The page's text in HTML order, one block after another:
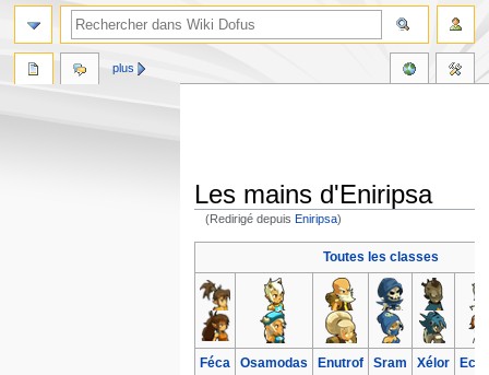
Les mains d'Eniripsa
(Redirigé depuisEniripsa)
à
la
navigation
à
la
recherche
Toutes les classes
Féca Osamodas Enutrof Sram Xélor
plus